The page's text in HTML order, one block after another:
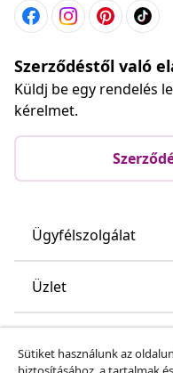
Szerződéstől való
Küldj be egy rendelés
kérelmet.
Ügyfélszolgálat
Üzlet
Sütiket használunk az